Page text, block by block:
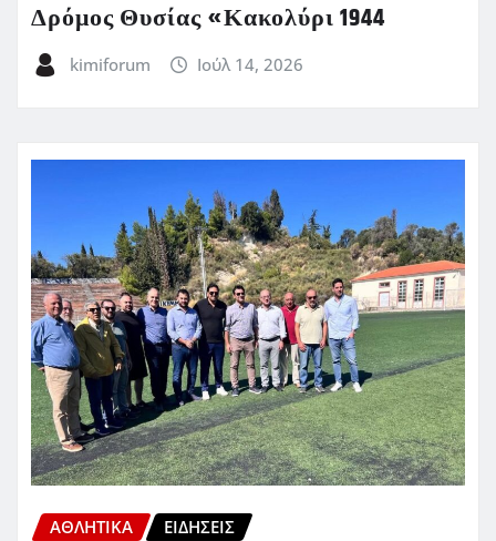
Δρόμος Θυσίας «Κακολύρι 1944
kimiforum Ιούλ 14, 2026
ΑΘΛΗΤΙΚΑ ΕΙΔΗΣΕΙΣ